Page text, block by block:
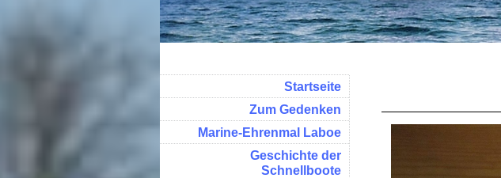
Startseite
Zum Gedenken
Marine-Ehrenmal Laboe
Geschichte der
Schnellboote